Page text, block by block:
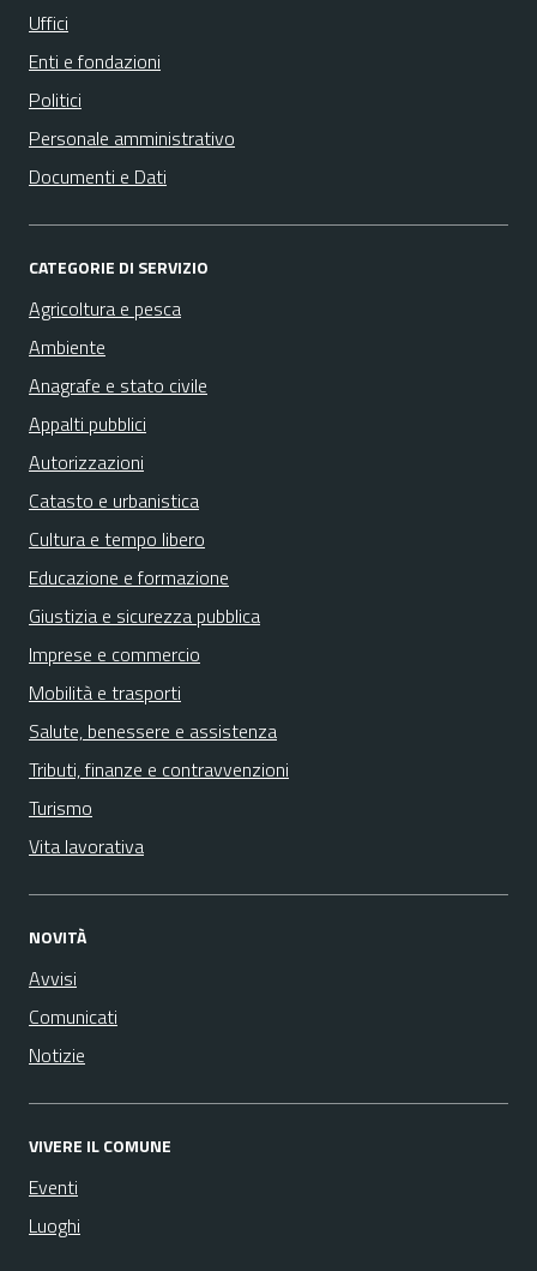
Uffici
Enti e fondazioni
Politici
Personale amministrativo
Documenti e Dati
CATEGORIE DI SERVIZIO
Agricoltura e pesca
Ambiente
Anagrafe e stato civile
Appalti pubblici
Autorizzazioni
Catasto e urbanistica
Cultura e tempo libero
Educazione e formazione
Giustizia e sicurezza pubblica
Imprese e commercio
Mobilità e trasporti
Salute, benessere e assistenza
Tributi, finanze e contravvenzioni
Turismo
Vita lavorativa
NOVITÀ
Avvisi
Comunicati
Notizie
VIVERE IL COMUNE
Eventi
Luoghi